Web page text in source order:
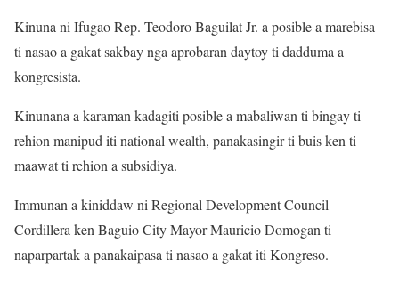
Kinuna ni Ifugao Rep. Teodoro Baguilat Jr. a posible a marebisa
ti nasao a gakat sakbay nga aprobaran daytoy ti dadduma a
kongresista.
Kinunana a karaman kadagiti posible a mabaliwan ti bingay ti
rehion manipud iti national wealth, panakasingir ti buis ken ti
maawat ti rehion a subsidiya.
Immunan a kiniddaw ni Regional Development Council –
Cordillera ken Baguio City Mayor Mauricio Domogan ti
naparpartak a panakaipasa ti nasao a gakat iti Kongreso.